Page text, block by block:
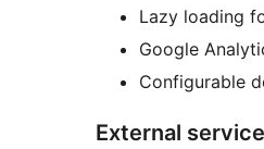
Lazy loading
Google
Configurable
External